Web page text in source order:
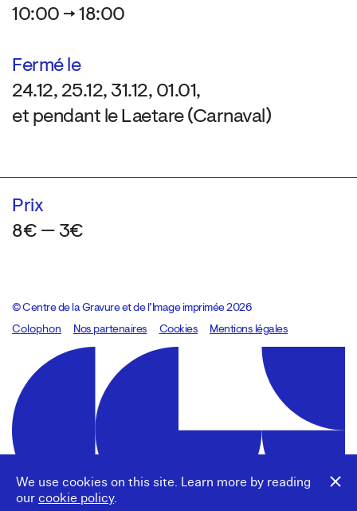
We use cookies on this site. Learn more by reading
our cookie policy.
10:00 → 18:00
Fermé le
24.12, 25.12, 31.12, 01.01,
et pendant le Laetare (Carnaval)
Prix
8€ — 3€
© Centre de la Gravure et de l’Image imprimée 2026
Colophon
Design:Marcel Kaczmarek, code:8080.studio
Nos partenaires Cookies Mentions légales